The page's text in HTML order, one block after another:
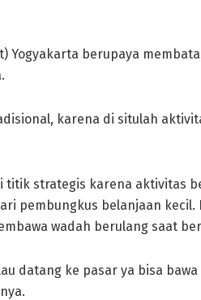
Yogyakarta berupaya
karena di situlah
strategis karena aktivitas
pembungkus belanjaan
wadah berulang saat
datang ke pasar ya bisa